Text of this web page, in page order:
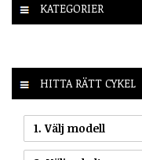
KATEGORIER
HITTA RÄTT CYKEL
1. Välj modell